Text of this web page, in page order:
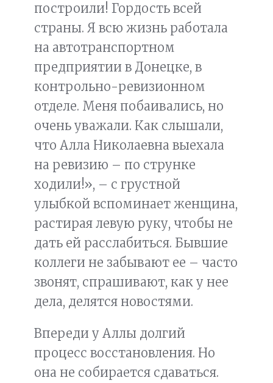
построили! Гордость всей
страны. Я всю жизнь работала
на автотранспортном
предприятии в Донецке, в
контрольно-ревизионном
отделе. Меня побаивались, но
очень уважали. Как слышали,
что Алла Николаевна выехала
на ревизию – по струнке
ходили!», – с грустной
улыбкой вспоминает женщина,
растирая левую руку, чтобы не
дать ей расслабиться. Бывшие
коллеги не забывают ее – часто
звонят, спрашивают, как у нее
дела, делятся новостями.
Впереди у Аллы долгий
процесс восстановления. Но
она не собирается сдаваться.